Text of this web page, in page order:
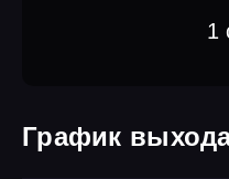
1
График